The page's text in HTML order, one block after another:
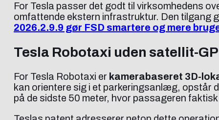
For Tesla passer det godt til virksomhedens
omfattende ekstern infrastruktur. Den tilgang
2026.2.9.9 gør FSD smartere og mere
Tesla Robotaxi uden satellit-
For Tesla Robotaxi er kamerabaseret 3D-
kan orientere sig i et parkeringsanlæg, opstår
på de sidste 50 meter, hvor passageren